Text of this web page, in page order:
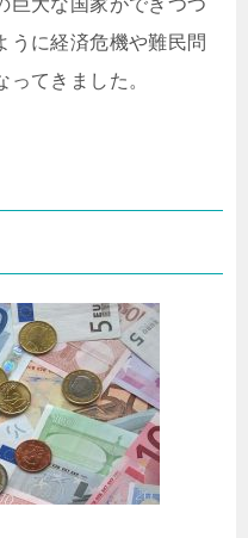
巨大な国家ができつつ
うに経済危機や難民問
てきました。